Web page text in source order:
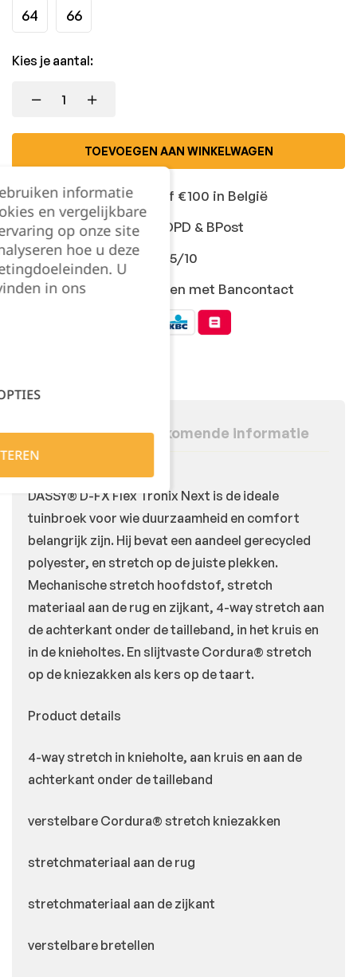
64 66
Kies je aantal:
TOEVOEGEN AAN WINKELWAGEN
Gratis levering vanaf €100 in België
Snelle levering met DPD & BPost
Klanten geven ons 9,5/10
Veilig online afrekenen met Bancontact
Beschrijving Bijkomende informatie
DASSY® D-FX Flex Tronix Next is de ideale
tuinbroek voor wie duurzaamheid en comfort
belangrijk zijn. Hij bevat een aandeel gerecycled
polyester, en stretch op de juiste plekken.
Mechanische stretch hoofdstof, stretch
materiaal aan de rug en zijkant, 4-way stretch aan
de achterkant onder de tailleband, in het kruis en
in de knieholtes. En slijtvaste Cordura® stretch
op de kniezakken als kers op de taart.
Product details
4-way stretch in knieholte, aan kruis en aan de
achterkant onder de tailleband
verstelbare Cordura® stretch kniezakken
stretchmateriaal aan de rug
stretchmateriaal aan de zijkant
verstelbare bretellen
informatie
en vergelijkbare
op onze site
hoe u deze
U
in ons